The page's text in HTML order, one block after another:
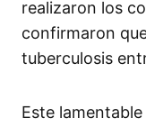
realizaron los
confirmaron
tuberculosis
Este